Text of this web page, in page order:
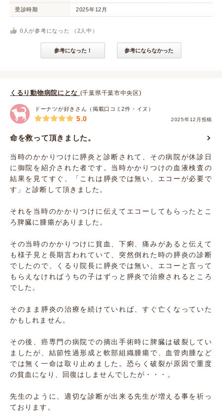
受診時期 2025年12月
0 人が参考になった （ 2 人中）
参考になった！ 参考にならなかった
くるり動物病院にとな (千葉県千葉市中央区)
ドーナツが好きさん（掲載口コミ2件・イヌ）
2025年12月投稿
5.0
命を救って頂きました。
当時のかかりつけに膵炎と診断されて、その病院が休診日
に御院を紹介された者です。当時かかりつけの血液検査の
結果を見てすぐ、「これは膵炎では無い、エコーが必要で
す」と診断して頂きました。
それを当時のかかりつけに伝えてエコーしてもらったとこ
ろ脾臓に腫瘍がありました。
その当時のかかりつけに貧血、下痢、痛みがあると伝えて
も様子見と長期言われていて、突然倒れた時の膵炎の診断
でしたので、くるり院長に膵炎では無い、エコーと言って
もらえなければうちの子はずっと膵炎で治療されるところ
でした。
そのまま膵炎の治療を続けていれば、すぐ亡くなっていた
かもしれません。
その後、癌専門の病院での摘出手術時に脾臓は破裂してい
ましたが、結節性過形成と軟部組織腫瘍で、血管肉腫など
では無く一命は取り止めました。恐らく破裂が原因で重度
の貧血になり、回復はしませんでしたが・・・。
先生のように、適切な診断が出来る先生が増える事を祈っ
ております。